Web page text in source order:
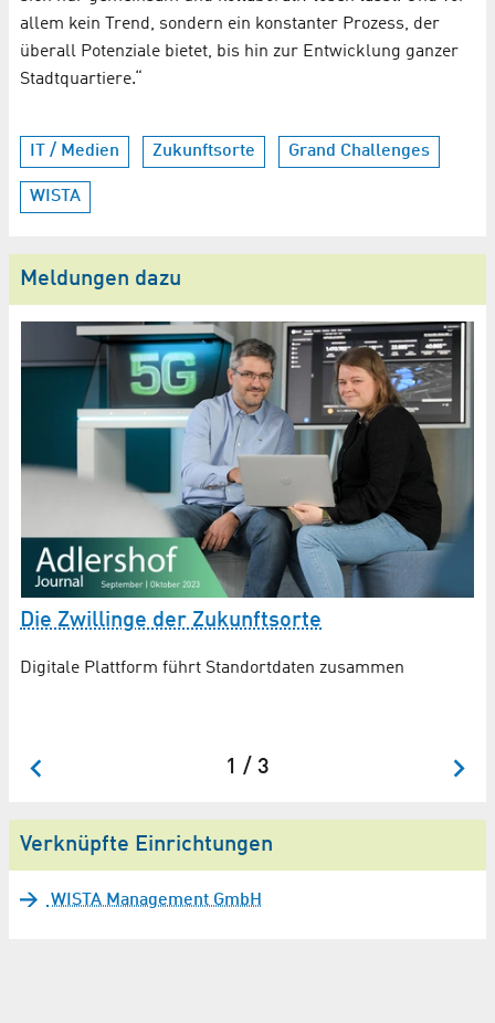
allem kein Trend, sondern ein konstanter Prozess, der
überall Potenziale bietet, bis hin zur Entwicklung ganzer
Stadtquartiere.“
IT / Medien Zukunftsorte Grand Challenges
WISTA
Meldungen dazu
Die Zwillinge der Zukunftsorte
Digitale Plattform führt Standortdaten zusammen
1 / 3
Verknüpfte Einrichtungen
WISTA Management GmbH